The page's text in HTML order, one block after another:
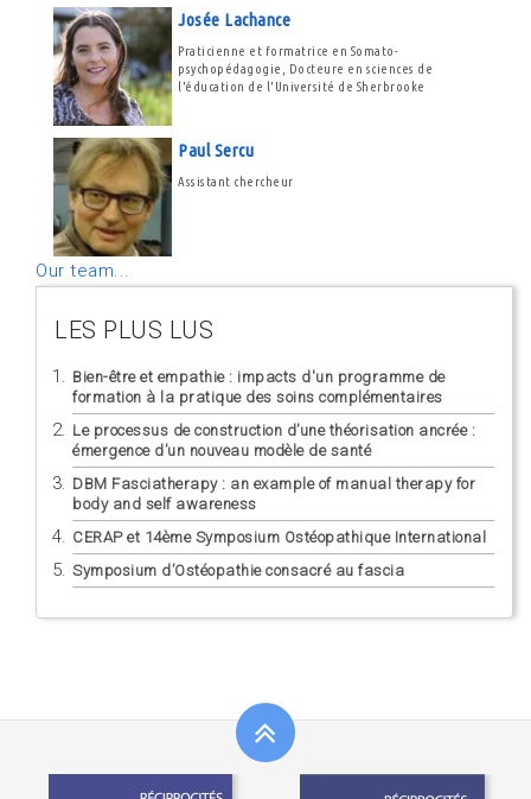
Josée Lachance
Praticienne et formatrice en Somato-
psychopédagogie, Docteure en sciences de
l'éducation de l'Université de Sherbrooke
Paul Sercu
Assistant chercheur
Our team...
LES PLUS LUS
Bien-être et empathie : impacts d'un programme de
formation à la pratique des soins complémentaires
Le processus de construction d’une théorisation ancrée :
émergence d’un nouveau modèle de santé
DBM Fasciatherapy : an example of manual therapy for
body and self awareness
CERAP et 14ème Symposium Ostéopathique International
Symposium d’Ostéopathie consacré au fascia